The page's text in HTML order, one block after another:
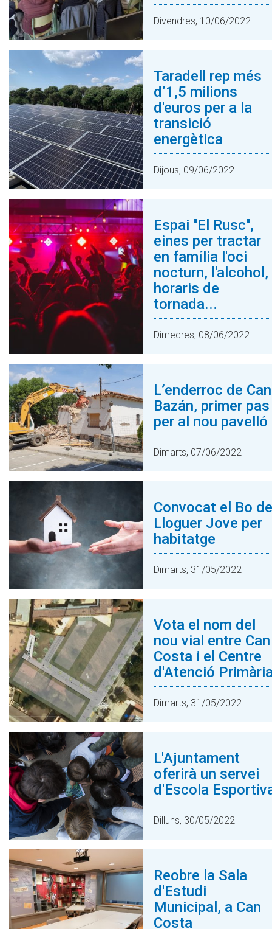
Divendres, 10/06/2022
Taradell rep més
d’1,5 milions
d'euros per a la
transició
energètica
Dijous, 09/06/2022
Espai ''El Rusc'',
eines per tractar
en família l'oci
nocturn, l'alcohol,
horaris de
tornada...
Dimecres, 08/06/2022
L’enderroc de Can
Bazán, primer pas
per al nou pavelló
Dimarts, 07/06/2022
Convocat el Bo de
Lloguer Jove per
habitatge
Dimarts, 31/05/2022
Vota el nom del
nou vial entre Can
Costa i el Centre
d'Atenció
Dimarts, 31/05/2022
L'Ajuntament
oferirà un servei
d'Escola
Dilluns, 30/05/2022
Reobre la Sala
d'Estudi
Municipal, a Can
Costa